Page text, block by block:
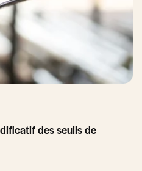
des seuils de